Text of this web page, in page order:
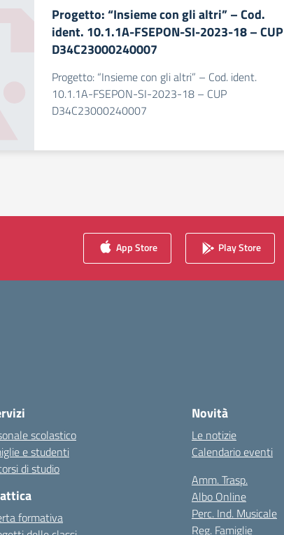
Progetto: “Insieme con gli altri” – Cod.
ident. 10.1.1A-FSEPON-SI-2023-18 – CUP
D34C23000240007
Progetto: “Insieme con gli altri” – Cod. ident.
10.1.1A-FSEPON-SI-2023-18 – CUP
D34C23000240007
App Store Play Store
scolastico
e studenti
di studio
formativa
Novità
Le notizie
Calendario eventi
Amm. Trasp.
Albo Online
Perc. Ind. Musicale
Reg. Famiglie